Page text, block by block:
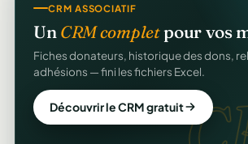
CRM ASSOCIATIF
Un CRM completpour vos
Fiches donateurs, historique des dons,
adhésions — fini les fichiers Excel.
Découvrir le CRM gratuit